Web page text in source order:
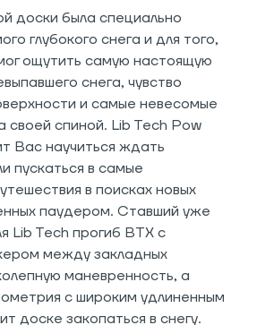
доски была специально
глубокого снега и для того,
ощутить самую настоящую
снега, чувство
и самые невесомые
своей спиной. Lib Tech Pow
Вас научиться ждать
пускаться в самые
в поисках новых
паудером. Ставший уже
Lib Tech прогиб BTX с
между закладных
маневренность, а
с широким удлиненным
доске закопаться в снегу.